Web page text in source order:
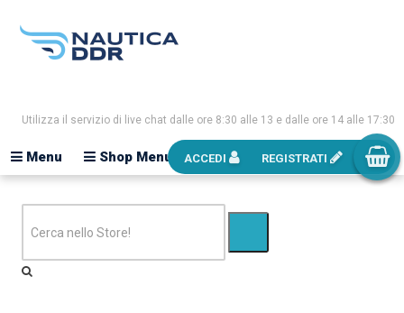
Utilizza il servizio di live chat dalle ore 8:30 alle 13 e dalle ore 14 alle 17:30
Shop Menu
Menu ACCEDI REGISTRATI